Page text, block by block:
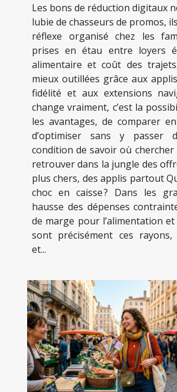
Les bons de réduction digitaux
lubie de chasseurs de promos,
réflexe organisé chez les
prises en étau entre loyers
alimentaire et coût des
mieux outillées grâce aux
fidélité et aux extensions
change vraiment, c’est la
les avantages, de comparer
d’optimiser sans y passer
condition de savoir où chercher
retrouver dans la jungle des
plus chers, des applis partout
choc en caisse ? Dans les
hausse des dépenses
de marge pour l’alimentation et
sont précisément ces rayons,
et...